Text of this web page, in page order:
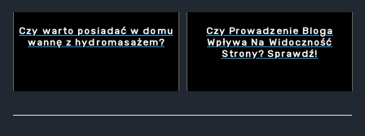
Czy warto posiadać w domu
wannę z hydromasażem?
Czy Prowadzenie Bloga
Wpływa Na Widoczność
Strony? Sprawdź!